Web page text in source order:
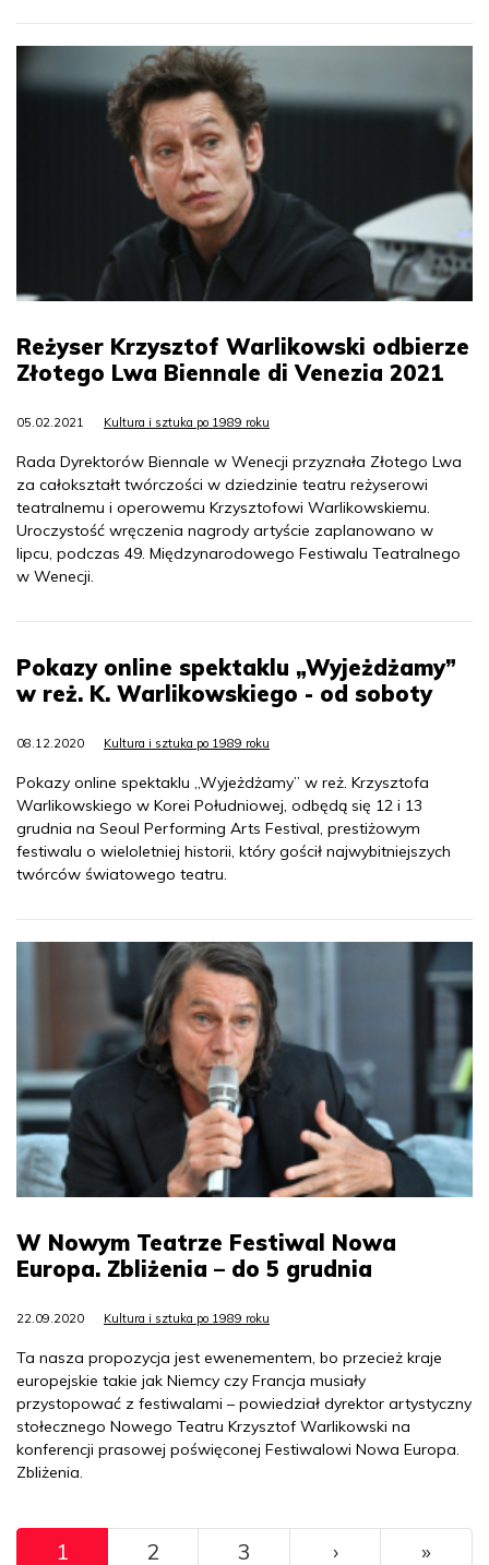
Reżyser Krzysztof Warlikowski odbierze
Złotego Lwa Biennale di Venezia 2021
05.02.2021 Kultura i sztuka po 1989 roku
Rada Dyrektorów Biennale w Wenecji przyznała Złotego Lwa
za całokształt twórczości w dziedzinie teatru reżyserowi
teatralnemu i operowemu Krzysztofowi Warlikowskiemu.
Uroczystość wręczenia nagrody artyście zaplanowano w
lipcu, podczas 49. Międzynarodowego Festiwalu Teatralnego
w Wenecji.
Pokazy online spektaklu „Wyjeżdżamy”
w reż. K. Warlikowskiego - od soboty
08.12.2020 Kultura i sztuka po 1989 roku
Pokazy online spektaklu „Wyjeżdżamy” w reż. Krzysztofa
Warlikowskiego w Korei Południowej, odbędą się 12 i 13
grudnia na Seoul Performing Arts Festival, prestiżowym
festiwalu o wieloletniej historii, który gościł najwybitniejszych
twórców światowego teatru.
W Nowym Teatrze Festiwal Nowa
Europa. Zbliżenia – do 5 grudnia
22.09.2020 Kultura i sztuka po 1989 roku
Ta nasza propozycja jest ewenementem, bo przecież kraje
europejskie takie jak Niemcy czy Francja musiały
przystopować z festiwalami – powiedział dyrektor artystyczny
stołecznego Nowego Teatru Krzysztof Warlikowski na
konferencji prasowej poświęconej Festiwalowi Nowa Europa.
Zbliżenia.
Pagination
1 2 3 ››› »